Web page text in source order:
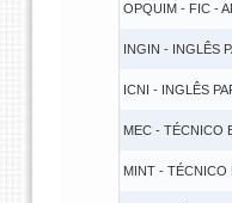
OPQUIM - FIC -
INGIN - INGLÊS
ICNI - INGLÊS
MEC - TÉCNICO
MINT - TÉCNICO